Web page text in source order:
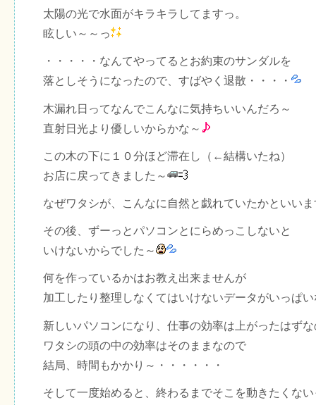
太陽の光で水面がキラキラしてますっ。
眩しい～～っ
・・・・・なんてやってるとお約束のサンダルを
落としそうになったので、すばやく退散・・・・
木漏れ日ってなんでこんなに気持ちいいんだろ～
直射日光より優しいからかな～
この木の下に１０分ほど滞在し（←結構いたね）
お店に戻ってきました～
なぜワタシが、こんなに自然と戯れていたかといい
その後、ずーっとパソコンとにらめっこしないと
いけないからでした～
何を作っているかはお教え出来ませんが
加工したり整理しなくてはいけないデータがいっぱ
新しいパソコンになり、仕事の効率は上がったはず
ワタシの頭の中の効率はそのままなので
結局、時間もかかり～・・・・・・
そして一度始めると、終わるまでそこを動きたくな